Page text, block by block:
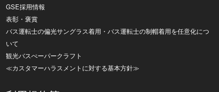
GSE採用情報
表彰・褒賞
バス運転士の偏光サングラス着用・バス運転士の制帽着用を任意化につ
いて
観光バスぺーパークラフト
≪カスタマーハラスメントに対する基本方針≫